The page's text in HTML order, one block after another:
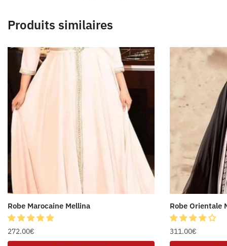
Produits similaires
Robe Marocaine Mellina
272.00€
Robe Orientale
311.00€